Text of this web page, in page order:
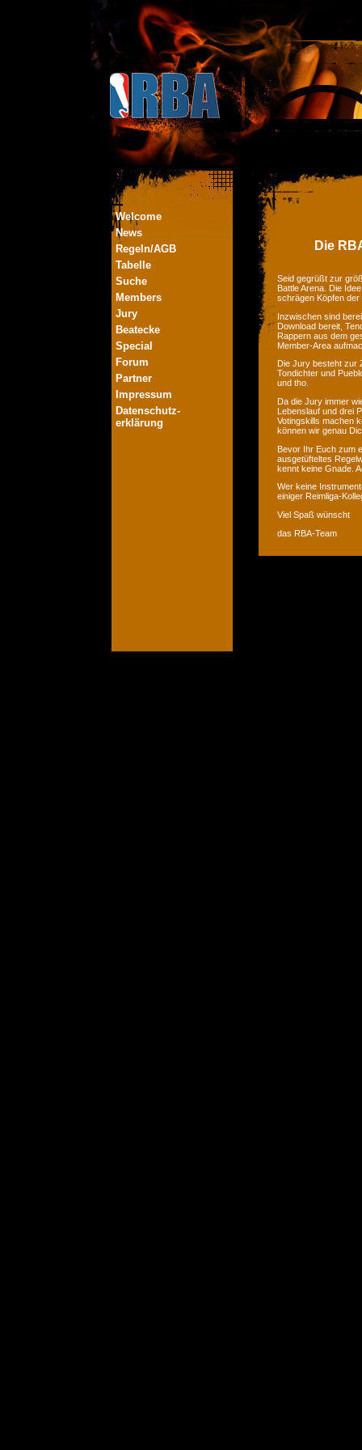
Welcome
News
Regeln/AGB
Tabelle
Suche
Members
Jury
Beatecke
Special
Forum
Partner
Impressum
Datenschutz-
erklärung
Die
Seid gegrüßt zur
Battle Arena. Die
schrägen Köpfen
Inzwischen sind
Download bereit,
Rappern aus dem
Member-Area
Die Jury besteht zur
Tondichter und
und tho.
Da die Jury immer
Lebenslauf und drei
Votingskills machen
können wir genau
Bevor Ihr Euch zum
ausgetüfteltes
kennt keine Gnade.
Wer keine
einiger Reimliga-
Viel Spaß wünscht
das RBA-Team